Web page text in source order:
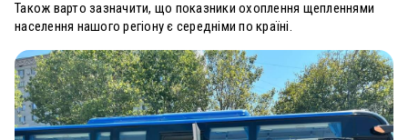
Також варто зазначити, що показники охоплення щепленнями
населення нашого регіону є середніми по країні.